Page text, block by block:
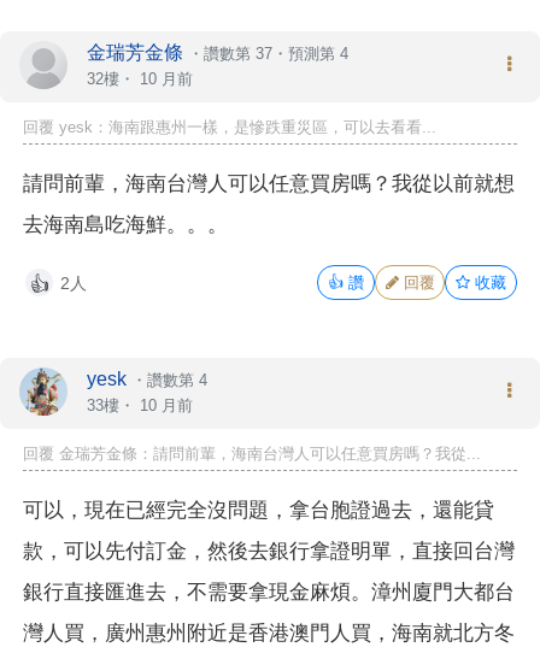
金瑞芳金條 ・ 讚數第 37 ・ 預測第 4
32樓・ 10 月前
回覆 yesk：海南跟惠州一樣，是慘跌重災區，可以去看看...
請問前輩，海南台灣人可以任意買房嗎？我從以前就想
去海南島吃海鮮。。。
👍 2人 👍 讚 回覆 收藏
yesk ・ 讚數第 4
33樓・ 10 月前
回覆 金瑞芳金條：請問前輩，海南台灣人可以任意買房嗎？我從...
可以，現在已經完全沒問題，拿台胞證過去，還能貸
款，可以先付訂金，然後去銀行拿證明單，直接回台灣
銀行直接匯進去，不需要拿現金麻煩。漳州廈門大都台
灣人買，廣州惠州附近是香港澳門人買，海南就北方冬